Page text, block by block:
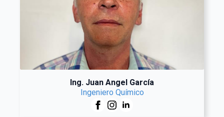
Ing. Juan Angel García
Ingeniero Químico